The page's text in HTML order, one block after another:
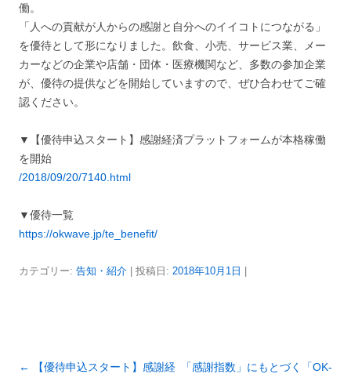
働。
「人への貢献が人からの感謝と自分へのイイコトにつながる」
を優待として形になりました。飲食、小売、サービス業、メー
カーなどの企業や店舗・団体・医療機関など、多数の参加企業
が、優待の提供などを開始していますので、ぜひ合わせてご確
認ください。
▼【優待申込スタート】感謝経済プラットフォームが本格稼働
を開始
/2018/09/20/7140.html
▼優待一覧
https://okwave.jp/te_benefit/
カテゴリー: 告知・紹介 | 投稿日: 2018年10月1日
投
←
【優待申込スタート】感謝経
「感謝指数」にもとづく「OK-